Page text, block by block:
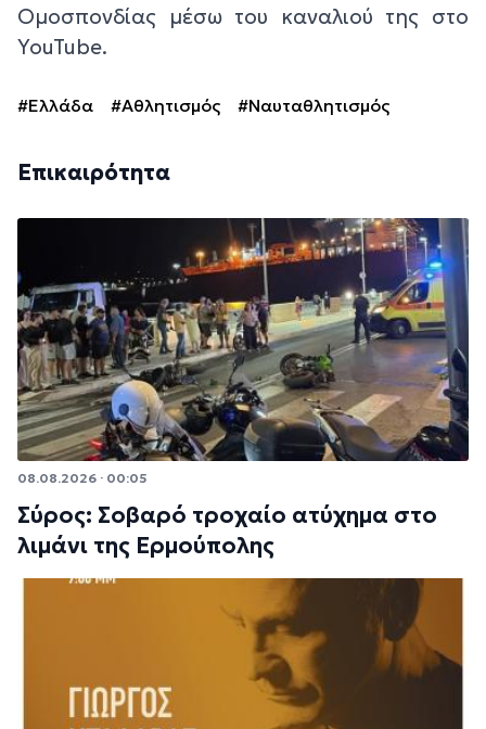
Ομοσπονδίας μέσω του καναλιού της στο
YouTube.
#Ελλάδα #Αθλητισμός #Ναυταθλητισμός
Επικαιρότητα
08.08.2026 · 00:05
Σύρος: Σοβαρό τροχαίο ατύχημα στο
λιμάνι της Ερμούπολης